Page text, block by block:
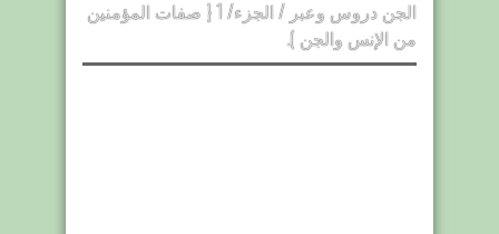
الجن دروس وعبر / الجزء/ 1 { صفات المؤمنين
من الإنس والجن ).